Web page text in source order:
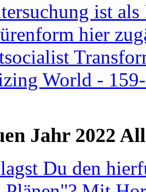
ist
hier
World -
Jahr 2022
Du den